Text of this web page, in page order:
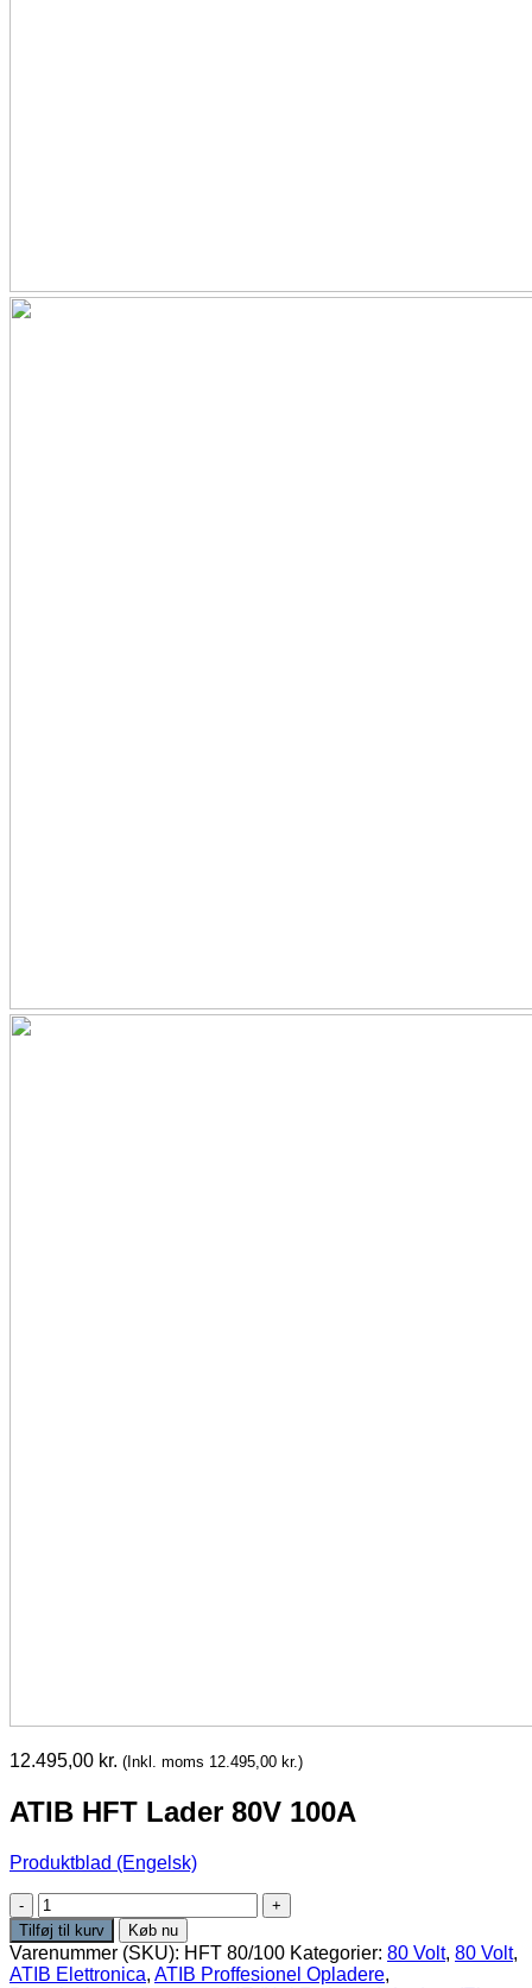
12.495,00 kr. (Inkl. moms 12.495,00 kr.)
ATIB HFT Lader 80V 100A
Produktblad (Engelsk)
ATIB
HFT
Lader
80V
Tilføj til kurv Køb nu
Varenummer (SKU): HFT 80/100 Kategorier: 80 Volt, 80 Volt,
ATIB Elettronica, ATIB Proffesionel Opladere,